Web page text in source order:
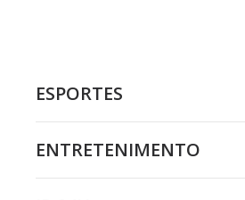
ESPORTES
ENTRETENIMENTO